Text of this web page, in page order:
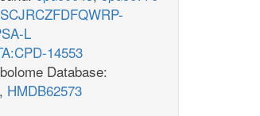
L
14553
Database:
, HMDB62573